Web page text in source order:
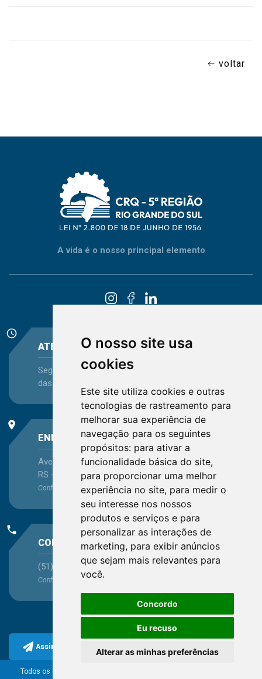
O nosso site usa
cookies
Este site utiliza cookies e outras
tecnologias de rastreamento para
melhorar sua experiência de
navegação para os seguintes
propósitos: para ativar a
funcionalidade básica do site,
para proporcionar uma melhor
experiência no site, para medir o
seu interesse nos nossos
produtos e serviços e para
personalizar as interações de
marketing, para exibir anúncios
que sejam mais relevantes para
você.
Concordo
Eu recuso
Alterar as minhas preferências
voltar
A vida é o nosso principal elemento
schedule
ATENDIMENTO
Segunda-feira a Sexta-feira - das 08:30 às 12:15 e
das 13:30 às 16:45
place
ENDEREÇO
Avenida Itaqui, 45, Bairro Petrópolis, Porto Alegre -
RS - CEP 90460-140
Confira as demaislocalizações no Estado
phone
CONTATO
(51) 3330-5659
Confira os e-mailsaqui
Assine a nossa newsletter
Todos os direitos reservados ao Conselho Regional de